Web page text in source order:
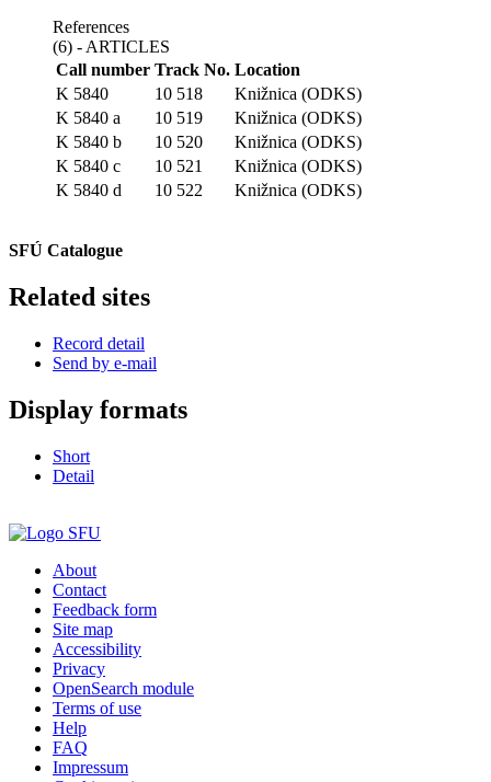
References
(6) - ARTICLES
Call number Track No. Location
K 5840
10 518
Knižnica (ODKS)
K 5840 a
10 519
Knižnica (ODKS)
K 5840 b
10 520
Knižnica (ODKS)
K 5840 c
10 521
Knižnica (ODKS)
K 5840 d
10 522 Knižnica (ODKS)
SFÚ Catalogue
Related sites
Record detail
Send by e-mail
Display formats
Short
Detail
About
Contact
Feedback form
Site map
Accessibility
Privacy
OpenSearch module
Terms of use
Help
FAQ
Impressum